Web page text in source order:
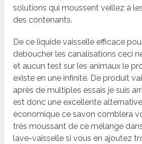
solutions qui moussent veillez à
des contenants.
De ce liquide vaisselle efficace
deboucher les canalisations ceci
et aucun test sur les animaux le
existe en une infinité. De produit
après de multiples essais je suis
est donc une excellente
économique ce savon comblera
très moussant de ce mélange
lave-vaisselle si vous en ajoutez